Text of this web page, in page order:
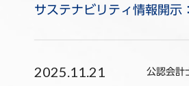
サステナビリティ情報開
2025.11.21 公認会計